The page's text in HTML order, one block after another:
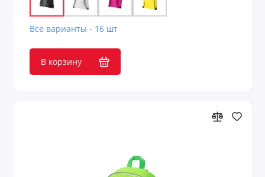
Все варианты - 16 шт
В корзину